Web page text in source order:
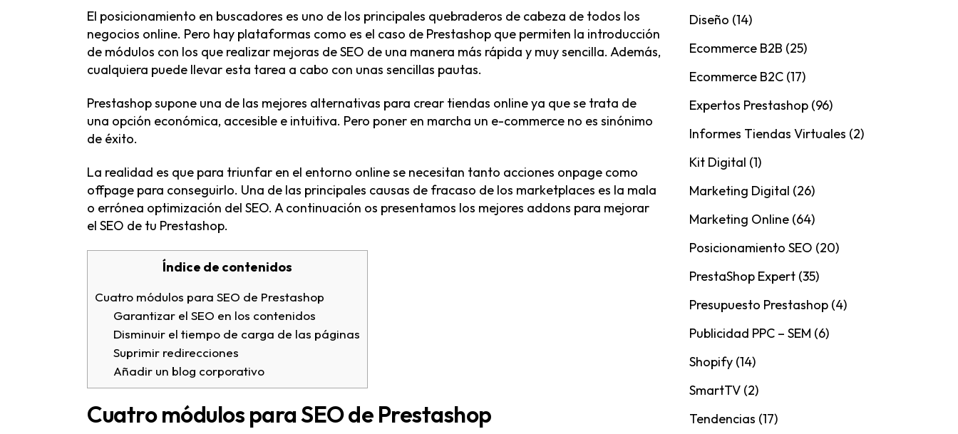
El posicionamiento en buscadores es uno de los principales quebraderos de cabeza de todos los
negocios online. Pero hay plataformas como es el caso de Prestashop que permiten la introducción
de módulos con los que realizar mejoras de SEO de una manera más rápida y muy sencilla. Además,
cualquiera puede llevar esta tarea a cabo con unas sencillas pautas.
Prestashop supone una de las mejores alternativas para crear tiendas online ya que se trata de
una opción económica, accesible e intuitiva. Pero poner en marcha un e-commerce no es sinónimo
de éxito.
La realidad es que para triunfar en el entorno online se necesitan tanto acciones onpage como
offpage para conseguirlo. Una de las principales causas de fracaso de los marketplaces es la mala
o errónea optimización del SEO. A continuación os presentamos los mejores addons para mejorar
el SEO de tu Prestashop.
Índice de contenidos
Cuatro módulos para SEO de Prestashop
Garantizar el SEO en los contenidos
Disminuir el tiempo de carga de las páginas
Suprimir redirecciones
Añadir un blog corporativo
Cuatro módulos para SEO de Prestashop
Diseño (14)
Ecommerce B2B (25)
Ecommerce B2C (17)
Expertos Prestashop (96)
Informes Tiendas Virtuales (2)
Kit Digital (1)
Marketing Digital (26)
Marketing Online (64)
Posicionamiento SEO (20)
PrestaShop Expert (35)
Presupuesto Prestashop (4)
Publicidad PPC – SEM (6)
Shopify (14)
SmartTV (2)
Tendencias (17)